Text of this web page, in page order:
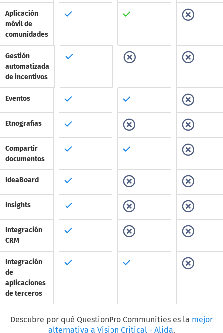
Aplicación
móvil de
comunidades
Gestión
automatizada
de incentivos
Eventos
Etnografias
Compartir
documentos
IdeaBoard
Insights
Integración
CRM
Integración
de
aplicaciones
de terceros
Descubre por qué QuestionPro Communities es la mejor
alternativa a Vision Critical - Alida.